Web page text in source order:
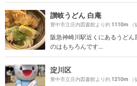
讃岐うどん 白庵
豊中市立庄内図書館より約1110m
阪急神崎川駅近くにあるうど
のはもちろんです...
淀川区
豊中市立庄内図書館より約1210m